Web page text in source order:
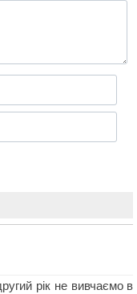
рік не вивчаємо в